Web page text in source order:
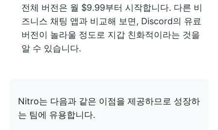
전체 버전은 월 $9.99부터 시작합니다. 다른 비
즈니스 채팅 앱과 비교해 보면, Discord의 유료
버전이 놀라울 정도로 지갑 친화적이라는 것을
알 수 있습니다.
Nitro는 다음과 같은 이점을 제공하므로 성장하
는 팀에 유용합니다.